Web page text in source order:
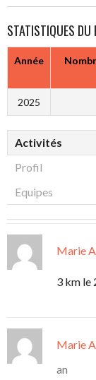
STATISTIQUES DU
Année
2025
Activités
Profil
Equipes
Marie
3 km le
Marie
an